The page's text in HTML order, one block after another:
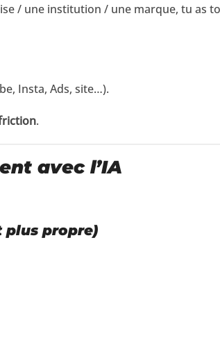
/ une institution / une marque, tu as
Insta, Ads, site…).
.
avec l’IA
plus propre)